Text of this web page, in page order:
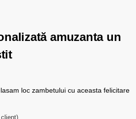
amuzanta un
loc zambetului cu aceasta felicitare